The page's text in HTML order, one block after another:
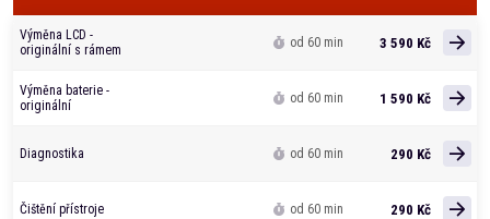
Výměna LCD -
originální s rámem
od 60 min 3 590 Kč
Výměna baterie -
originální
od 60 min 1 590 Kč
Diagnostika od 60 min 290 Kč
Čištění přístroje od 60 min 290 Kč